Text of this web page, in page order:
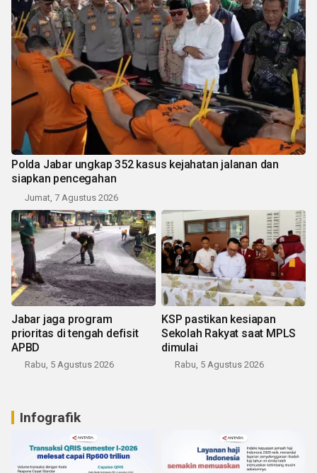
Polda Jabar ungkap 352 kasus kejahatan jalanan dan
siapkan pencegahan
Jumat, 7 Agustus 2026
Jabar jaga program
prioritas di tengah defisit
APBD
Rabu, 5 Agustus 2026
KSP pastikan kesiapan
Sekolah Rakyat saat MPLS
dimulai
Rabu, 5 Agustus 2026
Infografik